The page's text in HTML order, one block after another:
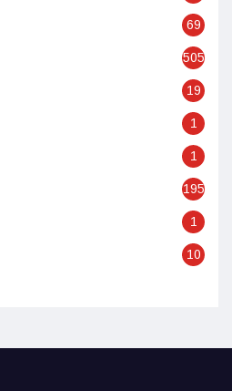
69
505
19
1
1
195
1
10